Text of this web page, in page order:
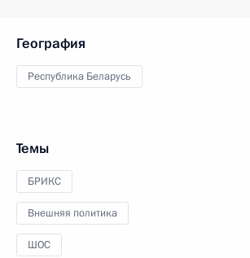
География
Республика Беларусь
Темы
БРИКС
Внешняя политика
ШОС